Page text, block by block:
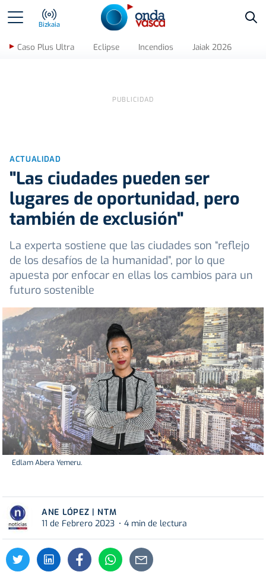
Bizkaia
Caso Plus Ultra Eclipse Incendios Jaiak 2026
ACTUALIDAD
"Las ciudades pueden ser
lugares de oportunidad, pero
también de exclusión"
La experta sostiene que las ciudades son “reflejo
de los desafíos de la humanidad”, por lo que
apuesta por enfocar en ellas los cambios para un
futuro sostenible
Edlam Abera Yemeru.
ANE LÓPEZ | NTM
11 de Febrero 2023
4 min de lectura